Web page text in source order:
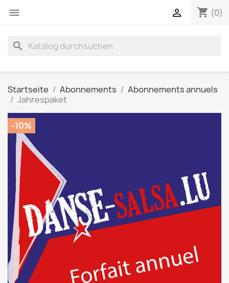
 shopping_cart (0)

search
Startseite Abonnements
Abonnements annuels
Jahrespaket
-10%